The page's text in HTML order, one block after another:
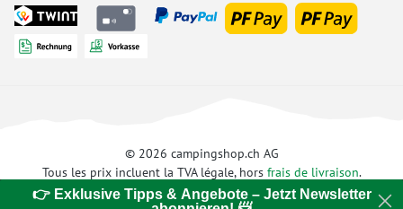
© 2026 campingshop.ch AG
Tous les prix incluent la TVA légale, hors frais de livraison.
👉 Exklusive Tipps & Angebote – Jetzt Newsletter